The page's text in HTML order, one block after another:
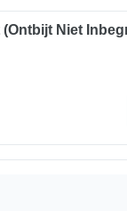
Niet